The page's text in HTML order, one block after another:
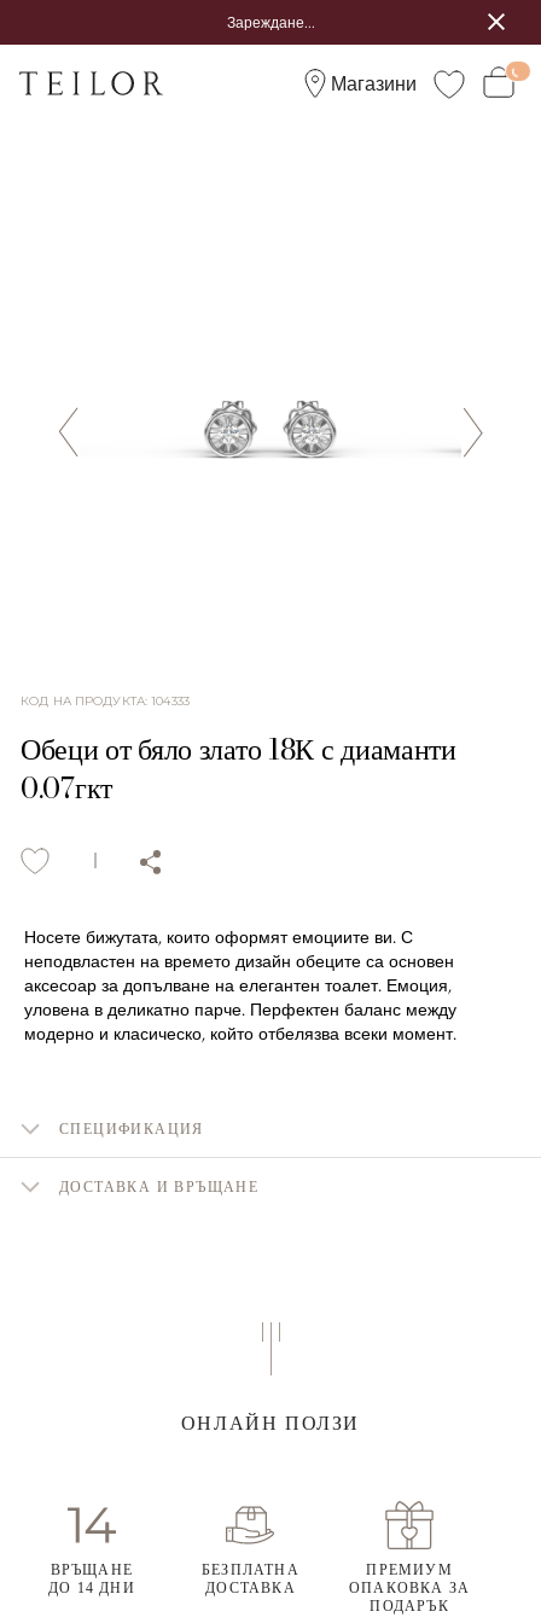
Зареждане...
Магазини
КОД НА ПРОДУКТА:104333
Обеци от бяло злато 18К с диаманти
0.07гкт
Носете бижутата, които оформят емоциите ви. С
неподвластен на времето дизайн обеците са основен
аксесоар за допълване на елегантен тоалет. Емоция,
уловена в деликатно парче. Перфектен баланс между
модерно и класическо, който отбелязва всеки момент.
СПЕЦИФИКАЦИЯ
ДОСТАВКА И ВРЪЩАНЕ
ОНЛАЙН ПОЛЗИ
ВРЪЩАНЕ
ДО 14 ДНИ
БЕЗПЛАТНА
ДОСТАВКА
ПРЕМИУМ
ОПАКОВКА ЗА
ПОДАРЪК